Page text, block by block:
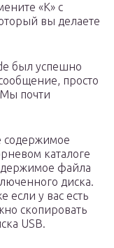
«K» с
вы делаете
был успешно
просто
почти
содержимое
каталоге
файла
диска.
если у вас есть
скопировать
USB.